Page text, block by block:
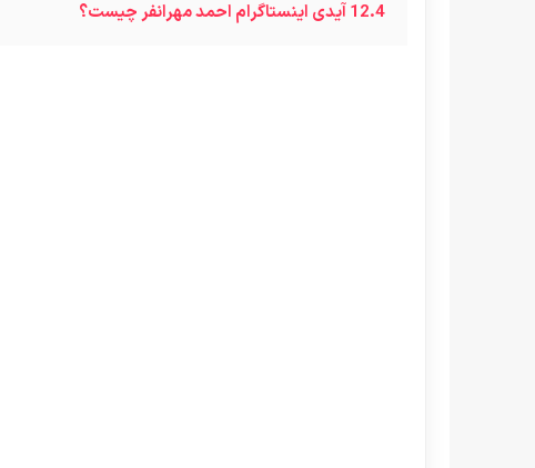
12.4آیدی اینستاگرام احمد مهرانفر چیست؟